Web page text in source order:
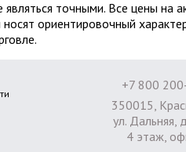
точными. Все цены на
ориентировочный
+7 800
350015,
ул. Дальняя,
4 этаж,